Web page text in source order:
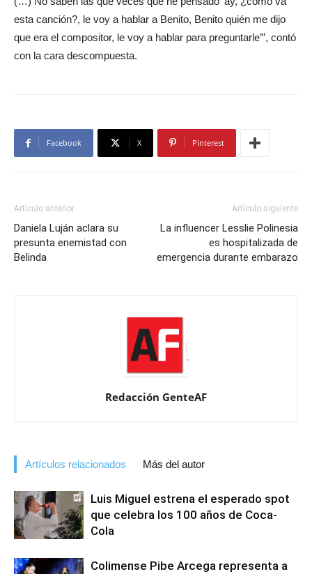
esta canción?, le voy a hablar a Benito, Benito quién me dijo
que era el compositor, le voy a hablar para preguntarle’”, contó
con la cara descompuesta.
Facebook X Pinterest
Artículo anterior
Daniela Luján aclara su
presunta enemistad con
Belinda
Artículo siguiente
La influencer Lesslie Polinesia
es hospitalizada de
emergencia durante embarazo
Redacción GenteAF
Artículos relacionados Más del autor
Luis Miguel estrena el esperado spot
que celebra los 100 años de Coca-
Cola
Colimense Pibe Arcega representa a